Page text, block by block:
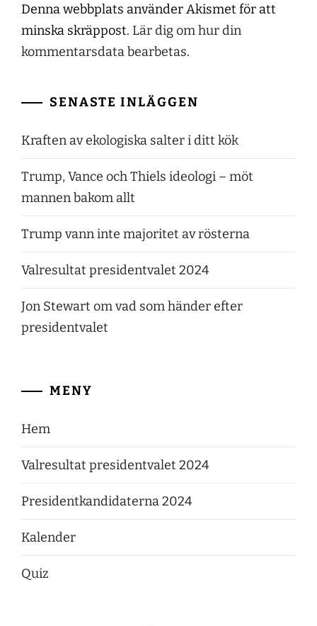
Denna webbplats använder Akismet för att
minska skräppost. Lär dig om hur din
kommentarsdata bearbetas.
SENASTE INLÄGGEN
Kraften av ekologiska salter i ditt kök
Trump, Vance och Thiels ideologi – möt
mannen bakom allt
Trump vann inte majoritet av rösterna
Valresultat presidentvalet 2024
Jon Stewart om vad som händer efter
presidentvalet
MENY
Hem
Valresultat presidentvalet 2024
Presidentkandidaterna 2024
Kalender
Quiz